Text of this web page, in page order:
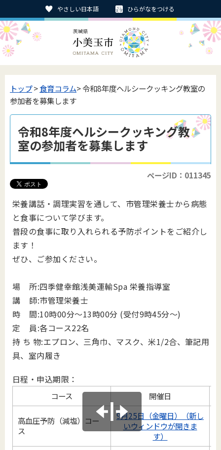
やさしい日本語 ひらがなをつける
トップ>食育コラム> 令和8年度ヘルシークッキング教室の
参加者を募集します
令和8年度ヘルシークッキング教
室の参加者を募集します
ページID：011345
栄養講話・調理実習を通して、市管理栄養士から病態
と食事について学びます。
普段の食事に取り入れられる予防ポイントをご紹介し
ます！
ぜひ、ご参加ください。
場 所:四季健幸館浅美運輸Spa 栄養指導室
講 師:市管理栄養士
時 間:10時00分～13時00分 (受付9時45分～)
定 員:各コース22名
持 ち 物:エプロン、三角巾、マスク、米1/2合、筆記用
具、室内履き
日程・申込期限：
コース 開催日
高血圧予防（減塩）コー
ス
9月25日（金曜日）（新し
いウィンドウが開きま
す）